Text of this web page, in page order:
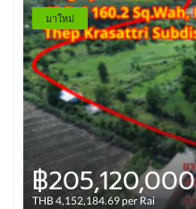
มาใหม่
฿205,120,000
THB 4,152,184.69 per Rai